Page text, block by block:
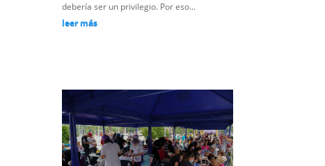
debería ser un privilegio. Por eso...
leer más